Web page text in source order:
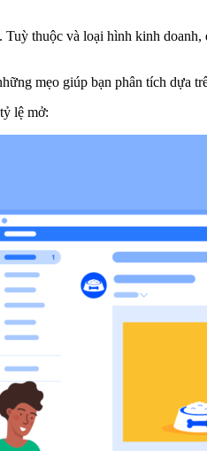
thuộc và loại hình kinh
mẹo giúp bạn phân tích dựa
lệ mở: